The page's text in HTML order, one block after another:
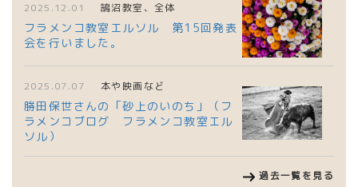
2025.12.01 鵠沼教室、全体
フラメンコ教室エルソル 第15回発表
会を行いました。
2025.07.07 本や映画など
勝田保世さんの「砂上のいのち」（フ
ラメンコブログ フラメンコ教室エル
ソル）
過去一覧を見る